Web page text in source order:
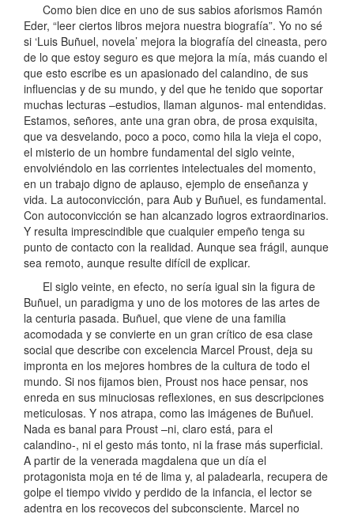
Como bien dice en uno de sus sabios aforismos Ramón
Eder, “leer ciertos libros mejora nuestra biografía”. Yo no sé
si ‘Luis Buñuel, novela’ mejora la biografía del cineasta, pero
de lo que estoy seguro es que mejora la mía, más cuando el
que esto escribe es un apasionado del calandino, de sus
influencias y de su mundo, y del que he tenido que soportar
muchas lecturas –estudios, llaman algunos- mal entendidas.
Estamos, señores, ante una gran obra, de prosa exquisita,
que va desvelando, poco a poco, como hila la vieja el copo,
el misterio de un hombre fundamental del siglo veinte,
envolviéndolo en las corrientes intelectuales del momento,
en un trabajo digno de aplauso, ejemplo de enseñanza y
vida. La autoconvicción, para Aub y Buñuel, es fundamental.
Con autoconvicción se han alcanzado logros extraordinarios.
Y resulta imprescindible que cualquier empeño tenga su
punto de contacto con la realidad. Aunque sea frágil, aunque
sea remoto, aunque resulte difícil de explicar.
El siglo veinte, en efecto, no sería igual sin la figura de
Buñuel, un paradigma y uno de los motores de las artes de
la centuria pasada. Buñuel, que viene de una familia
acomodada y se convierte en un gran crítico de esa clase
social que describe con excelencia Marcel Proust, deja su
impronta en los mejores hombres de la cultura de todo el
mundo. Si nos fijamos bien, Proust nos hace pensar, nos
enreda en sus minuciosas reflexiones, en sus descripciones
meticulosas. Y nos atrapa, como las imágenes de Buñuel.
Nada es banal para Proust –ni, claro está, para el
calandino-, ni el gesto más tonto, ni la frase más superficial.
A partir de la venerada magdalena que un día el
protagonista moja en té de lima y, al paladearla, recupera de
golpe el tiempo vivido y perdido de la infancia, el lector se
adentra en los recovecos del subconsciente. Marcel no